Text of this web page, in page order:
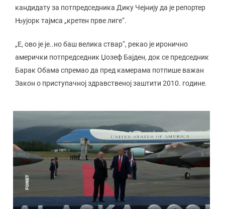
кандидату за потпредседника Дику Чејнију да је репортер
Њујорк тајмса „кретен прве лиге“.
„Е, ово је је..но баш велика ствар“, рекао је иронично
амерички потпредседник Џозеф Бајден, док се председник
Барак Обама спремао да пред камерама потпише важан
Закон о приступачној здравственој заштити 2010. године.